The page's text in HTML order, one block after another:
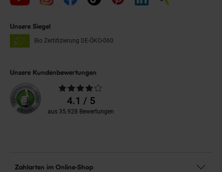
Unsere Siegel
Bio Zertifizierung DE-ÖKO-060
Unsere Kundenbewertungen
Durchschnittliche
Bewertungen4.1 / 5
aus 35.928 Bewertungen
Zahlarten im Online-Shop